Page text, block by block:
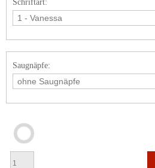
Schriftart:
Saugnäpfe: